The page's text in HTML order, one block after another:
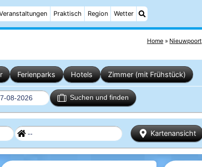
Praktisch Region Wetter
Home Nieuwpoort
Ferienparks Hotels Zimmer (mit Frühstück)
Suchen und finden
Kartenansicht